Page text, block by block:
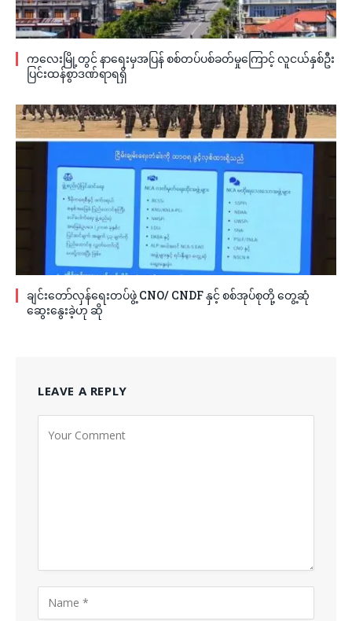
ကလေးမြို့တွင် နာရေးမှအပြန် စစ်တပ်ပစ်ခတ်မှုကြောင့် လူငယ်နှစ်ဦး
ပြင်းထန်စွာဒဏ်ရာရရှိ
ချင်းတော်လှန်ရေးတပ်ဖွဲ့ CNO/ CNDF နှင့် စစ်အုပ်စုတို့ တွေ့ဆုံ
ဆွေးနွေးခဲ့ဟု ဆို
LEAVE A REPLY